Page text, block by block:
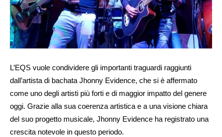
L’EQS vuole condividere gli importanti traguardi raggiunti
dall’artista di bachata Jhonny Evidence, che si è affermato
come uno degli artisti più forti e di maggior impatto del genere
oggi. Grazie alla sua coerenza artistica e a una visione chiara
del suo progetto musicale, Jhonny Evidence ha registrato una
crescita notevole in questo periodo.